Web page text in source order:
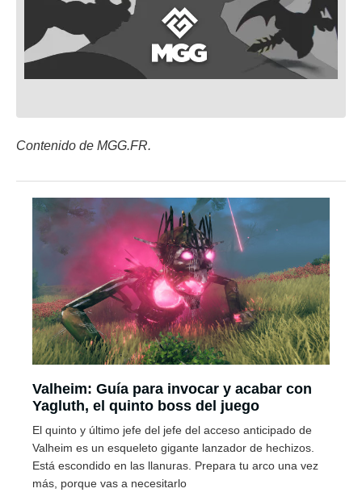
Contenido de MGG.FR.
Valheim: Guía para invocar y acabar con
Yagluth, el quinto boss del juego
El quinto y último jefe del jefe del acceso anticipado de
Valheim es un esqueleto gigante lanzador de hechizos.
Está escondido en las llanuras. Prepara tu arco una vez
más, porque vas a necesitarlo